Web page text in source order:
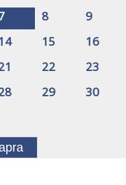
8
9
15
16
22
23
29
30